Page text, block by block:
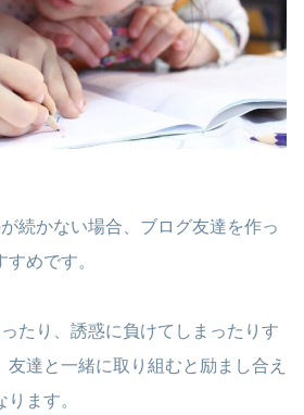
続かない場合、ブログ友達を作っ
めです。
たり、誘惑に負けてしまったりす
友達と一緒に取り組むと励まし合え
ます。